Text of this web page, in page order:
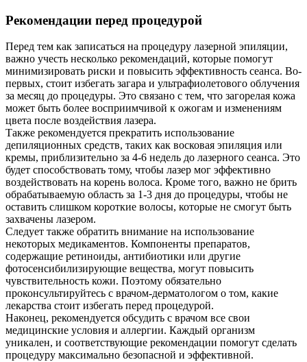
Рекомендации перед процедурой
Перед тем как записаться на процедуру лазерной эпиляции,
важно учесть несколько рекомендаций, которые помогут
минимизировать риски и повысить эффективность сеанса. Во-
первых, стоит избегать загара и ультрафиолетового облучения
за месяц до процедуры. Это связано с тем, что загорелая кожа
может быть более восприимчивой к ожогам и изменениям
цвета после воздействия лазера.
Также рекомендуется прекратить использование
депиляционных средств, таких как восковая эпиляция или
кремы, приблизительно за 4-6 недель до лазерного сеанса. Это
будет способствовать тому, чтобы лазер мог эффективно
воздействовать на корень волоса. Кроме того, важно не брить
обрабатываемую область за 1-3 дня до процедуры, чтобы не
оставить слишком короткие волосы, которые не смогут быть
захвачены лазером.
Следует также обратить внимание на использование
некоторых медикаментов. Компоненты препаратов,
содержащие ретиноиды, антибиотики или другие
фотосенсибилизирующие вещества, могут повысить
чувствительность кожи. Поэтому обязательно
проконсультируйтесь с врачом-дерматологом о том, какие
лекарства стоит избегать перед процедурой.
Наконец, рекомендуется обсудить с врачом все свои
медицинские условия и аллергии. Каждый организм
уникален, и соответствующие рекомендации помогут сделать
процедуру максимально безопасной и эффективной.